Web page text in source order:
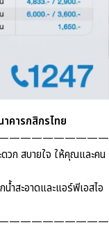
คารกสิกรไทย
วก สบายใจ ให้คุณและคน
ำสะอาดและแอร์พีเอสไอ